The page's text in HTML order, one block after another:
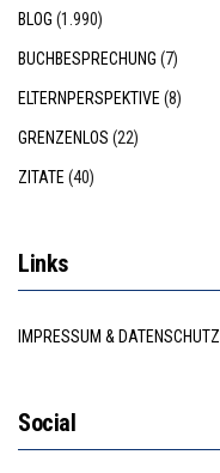
BLOG (1.990)
BUCHBESPRECHUNG (7)
ELTERNPERSPEKTIVE (8)
GRENZENLOS (22)
ZITATE (40)
Links
IMPRESSUM & DATENSCHUTZ
Social